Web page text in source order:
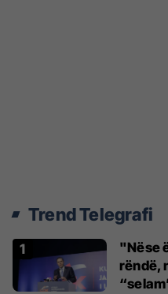
Trend Telegrafi
"Nëse
rëndë,